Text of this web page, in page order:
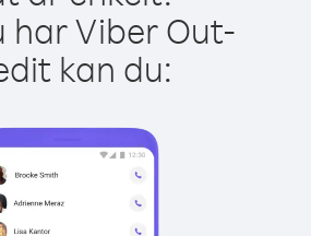
har Viber Out-
kan du: